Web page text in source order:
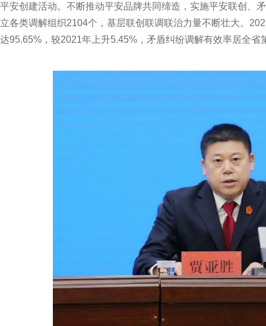
平安创建活动。不断推动平安品牌共同缔造，实施平安联创、
立各类调解组织2104个，基层联创联调联治力量不断壮大。
达95.65%，较2021年上升5.45%，矛盾纠纷调解有效率居全省